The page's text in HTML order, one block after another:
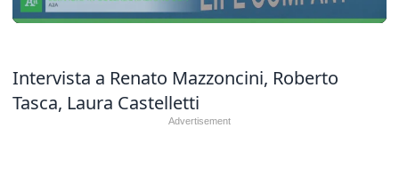
Intervista a Renato Mazzoncini, Roberto
Tasca, Laura Castelletti